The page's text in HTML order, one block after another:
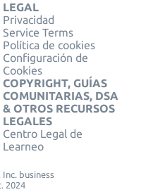
LEGAL
Privacidad
Service Terms
Política de cookies
Configuración de
Cookies
COPYRIGHT, GUÍAS
COMUNITARIAS, DSA
& OTROS RECURSOS
LEGALES
Centro Legal de
Learneo
business
2024